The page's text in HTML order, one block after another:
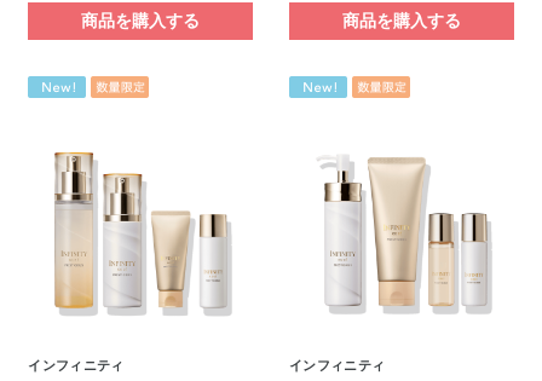
商品を購入する 商品を購入する
インフィニティ インフィニティ